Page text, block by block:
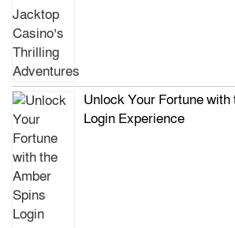
Unlock Your Fortune with
Login Experience